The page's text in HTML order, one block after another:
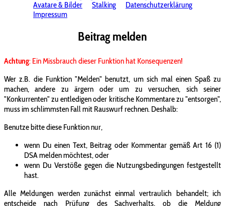
Avatare & Bilder
Stalking
Datenschutzerklärung
Impressum
Beitrag melden
Achtung: Ein Missbrauch dieser Funktion hat Konsequenzen!
Wer z.B. die Funktion "Melden" benutzt, um sich mal einen Spaß zu
machen, andere zu ärgern oder um zu versuchen, sich seiner
"Konkurrenten" zu entledigen oder kritische Kommentare zu "entsorgen",
muss im schlimmsten Fall mit Rauswurf rechnen. Deshalb:
Benutze bitte diese Funktion nur,
wenn Du einen Text, Beitrag oder Kommentar gemäß Art 16 (1)
DSA melden möchtest, oder
wenn Du Verstöße gegen die Nutzungsbedingungen festgestellt
hast.
Alle Meldungen werden zunächst einmal vertraulich behandelt; ich
entscheide nach Prüfung des Sachverhalts, ob die Meldung